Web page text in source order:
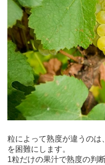
粒によって熟度が違うの
を困難にします。
1粒だけの果汁で熟度の判